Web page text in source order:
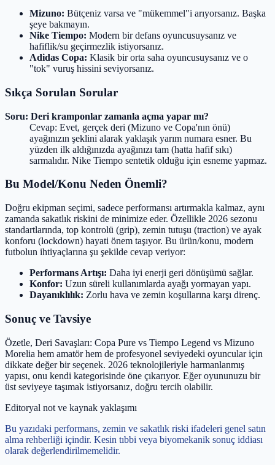
Mizuno: Bütçeniz varsa ve "mükemmel"i arıyorsanız. Başka
şeye bakmayın.
Nike Tiempo: Modern bir defans oyuncusuysanız ve
hafiflik/su geçirmezlik istiyorsanız.
Adidas Copa: Klasik bir orta saha oyuncusuysanız ve o
"tok" vuruş hissini seviyorsanız.
Sıkça Sorulan Sorular
Soru: Deri kramponlar zamanla açma yapar mı?
Cevap: Evet, gerçek deri (Mizuno ve Copa'nın önü)
ayağınızın şeklini alarak yaklaşık yarım numara esner. Bu
yüzden ilk aldığınızda ayağınızı tam (hatta hafif sıkı)
sarmalıdır. Nike Tiempo sentetik olduğu için esneme yapmaz.
Bu Model/Konu Neden Önemli?
Doğru ekipman seçimi, sadece performansı artırmakla kalmaz, aynı
zamanda sakatlık riskini de minimize eder. Özellikle 2026 sezonu
standartlarında, top kontrolü (grip), zemin tutuşu (traction) ve ayak
konforu (lockdown) hayati önem taşıyor. Bu ürün/konu, modern
futbolun ihtiyaçlarına şu şekilde cevap veriyor:
Performans Artışı: Daha iyi enerji geri dönüşümü sağlar.
Konfor: Uzun süreli kullanımlarda ayağı yormayan yapı.
Dayanıklılık: Zorlu hava ve zemin koşullarına karşı direnç.
Sonuç ve Tavsiye
Özetle, Deri Savaşları: Copa Pure vs Tiempo Legend vs Mizuno
Morelia hem amatör hem de profesyonel seviyedeki oyuncular için
dikkate değer bir seçenek. 2026 teknolojileriyle harmanlanmış
yapısı, onu kendi kategorisinde öne çıkarıyor. Eğer oyununuzu bir
üst seviyeye taşımak istiyorsanız, doğru tercih olabilir.
Editoryal not ve kaynak yaklaşımı
Bu yazıdaki performans, zemin ve sakatlık riski ifadeleri genel satın
alma rehberliği içindir. Kesin tıbbi veya biyomekanik sonuç iddiası
olarak değerlendirilmemelidir.